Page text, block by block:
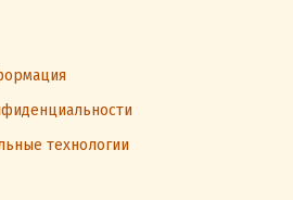
технологии